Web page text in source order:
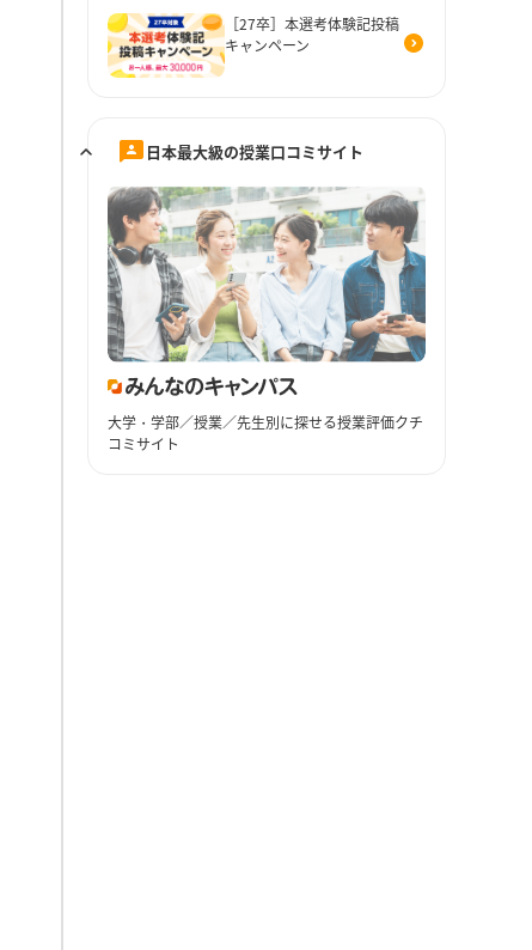
［27卒］本選考体験記投稿
キャンペーン
日本最大級の授業口コミサイト
大学・学部／授業／先生別に探せる授業評価クチ
コミサイト